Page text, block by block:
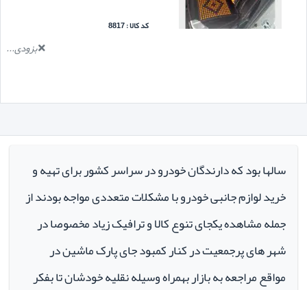
کد کالا : 8817
بزودی...
سالها بود که دارندگان خودرو در سراسر کشور برای تهیه و
خرید لوازم جانبی خودرو با مشکلات متعددی مواجه بودند از
جمله مشاهده یکجای تنوع کالا و ترافیک زیاد مخصوصا در
شهر های پرجمعیت در کنار کمبود جای پارک ماشین در
مواقع مراجعه به بازار بهمراه وسیله نقلیه خودشان تا بفکر